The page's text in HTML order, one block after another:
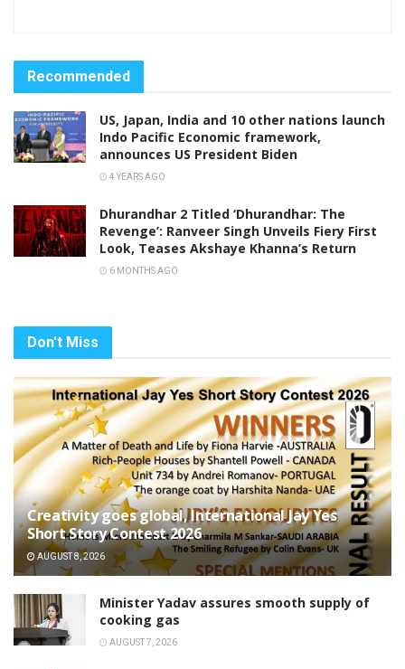
Recommended
US, Japan, India and 10 other nations launch
Indo Pacific Economic framework,
announces US President Biden
4 YEARS AGO
Dhurandhar 2 Titled ‘Dhurandhar: The
Revenge’: Ranveer Singh Unveils Fiery First
Look, Teases Akshaye Khanna’s Return
6 MONTHS AGO
Don't Miss
Creativity goes global, International Jay Yes
Short Story Contest 2026
AUGUST 8, 2026
Minister Yadav assures smooth supply of
cooking gas
AUGUST 7, 2026